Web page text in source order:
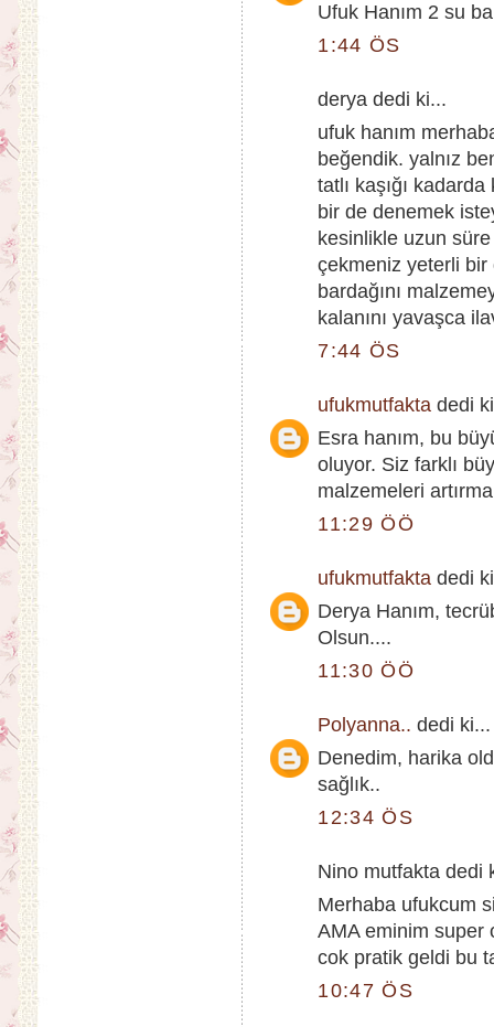
Ufuk Hanım 2 su
1:44 ÖS
derya dedi ki...
ufuk hanım
beğendik. yalnız
tatlı kaşığı
bir de denemek
kesinlikle uzun
çekmeniz yeterli bir
bardağını
kalanını yavaşca
7:44 ÖS
ufukmutfakta dedi
Esra hanım, bu
oluyor. Siz farklı
malzemeleri
11:29 ÖÖ
ufukmutfakta dedi
Derya Hanım,
Olsun....
11:30 ÖÖ
Polyanna.. dedi ki...
Denedim, harika
sağlık..
12:34 ÖS
Nino mutfakta dedi
Merhaba ufukcum
AMA eminim super
cok pratik geldi bu
10:47 ÖS